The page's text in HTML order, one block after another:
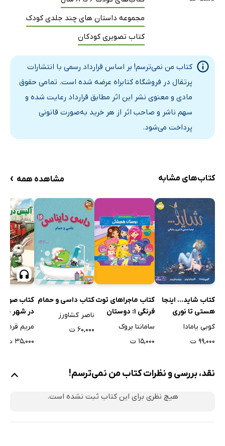
مجموعه داستان های چند جلدی کودک
کتاب تصویری کودکان
کتاب من نمی‌ترسم! بر اساس قرارداد رسمی با انتشارات
پرتقال در فروشگاه کتابراه عرضه شده است. تمامی حقوق
مادی و معنوی نشر این اثر مطابق قرارداد رعایت شده و
سهم ناشر و صاحب اثر از هر خرید به‌صورت قانونی
پرداخت می‌شود.
کتاب‌های مشابه مشاهده همه ›
کتاب شاید... اینجا
هستی تا نوری
بتابانی
کوبی یامادا
۹۹,۰۰۰ ت
کتاب ماجراهای توت
فرنگی 1: دوستان
همیشگی
سامانتا بروک
۱۵,۰۰۰ ت
کتاب داسی و حمام
ناصر کشاورز
۶۰,۰۰۰ ت
کتاب
در شهر
مریم قره
۳۵,۰۰۰ ت
نقد، بررسی و نظرات کتاب من نمی‌ترسم!
هیچ نظری برای این کتاب ثبت نشده است.